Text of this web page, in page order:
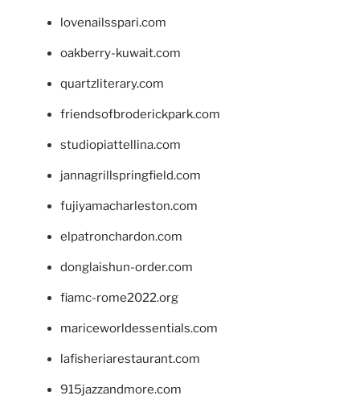
lovenailsspari.com
oakberry-kuwait.com
quartzliterary.com
friendsofbroderickpark.com
studiopiattellina.com
jannagrillspringfield.com
fujiyamacharleston.com
elpatronchardon.com
donglaishun-order.com
fiamc-rome2022.org
mariceworldessentials.com
lafisheriarestaurant.com
915jazzandmore.com